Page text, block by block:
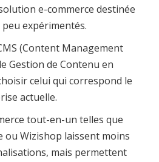
e-commerce destinée
expérimentés.
(Content Management
Gestion de Contenu en
celui qui correspond le
actuelle.
tout-en-un telles que
ou Wizishop laissent moins
mais permettent